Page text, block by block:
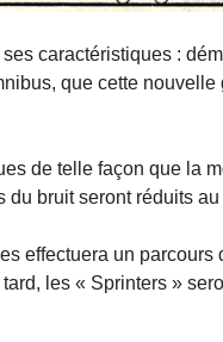
caractéristiques :
que cette
de telle façon que la
du bruit seront réduits
effectuera un parcours
les « Sprinters »